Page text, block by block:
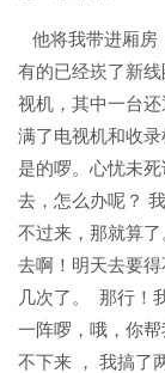
他将我带进厢房
有的已经崁了新
视机，其中一台
满了电视机和收
是的啰。心忧未
去，怎么办呢？
不过来，那就算
去啊！明天去要
几次了。 那行！
一阵啰，哦，你
不下来 ， 我搞了